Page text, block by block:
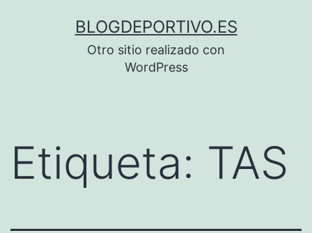
BLOGDEPORTIVO.ES
Otro sitio realizado con
WordPress
Etiqueta: TAS